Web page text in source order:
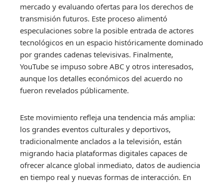
mercado y evaluando ofertas para los derechos de
transmisión futuros. Este proceso alimentó
especulaciones sobre la posible entrada de actores
tecnológicos en un espacio históricamente dominado
por grandes cadenas televisivas. Finalmente,
YouTube se impuso sobre ABC y otros interesados,
aunque los detalles económicos del acuerdo no
fueron revelados públicamente.
Este movimiento refleja una tendencia más amplia:
los grandes eventos culturales y deportivos,
tradicionalmente anclados a la televisión, están
migrando hacia plataformas digitales capaces de
ofrecer alcance global inmediato, datos de audiencia
en tiempo real y nuevas formas de interacción. En